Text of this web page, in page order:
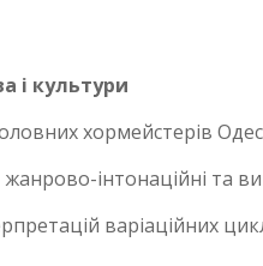
і культури
хормейстерів
інтонаційні та
варіаційних